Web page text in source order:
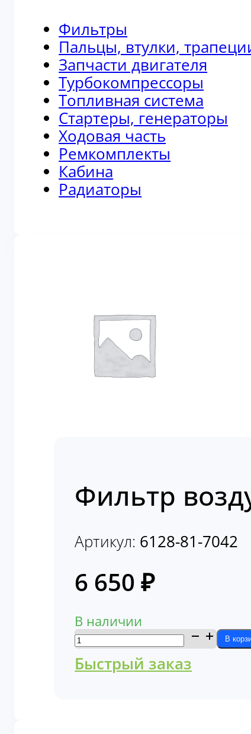
Фильтры
Пальцы, втулки,
Запчасти двигателя
Турбокомпрессоры
Топливная система
Стартеры, генераторы
Ходовая часть
Ремкомплекты
Кабина
Радиаторы
Фильтр
Артикул: 6128-81-7042
6 650₽
В наличии
Количество
товара
Фильтр
В
Быстрый заказ